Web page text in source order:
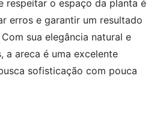
respeitar o espaço da planta é
erros e garantir um resultado
sua elegância natural e
a areca é uma excelente
sofisticação com pouca